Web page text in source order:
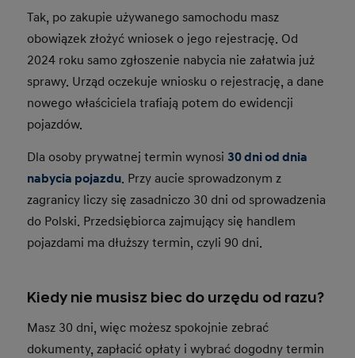
Tak, po zakupie używanego samochodu masz
obowiązek złożyć wniosek o jego rejestrację. Od
2024 roku samo zgłoszenie nabycia nie załatwia już
sprawy. Urząd oczekuje wniosku o rejestrację, a dane
nowego właściciela trafiają potem do ewidencji
pojazdów.
Dla osoby prywatnej termin wynosi 30 dni od dnia
nabycia pojazdu. Przy aucie sprowadzonym z
zagranicy liczy się zasadniczo 30 dni od sprowadzenia
do Polski. Przedsiębiorca zajmujący się handlem
pojazdami ma dłuższy termin, czyli 90 dni.
Kiedy nie musisz biec do urzędu od razu?
Masz 30 dni, więc możesz spokojnie zebrać
dokumenty, zapłacić opłaty i wybrać dogodny termin